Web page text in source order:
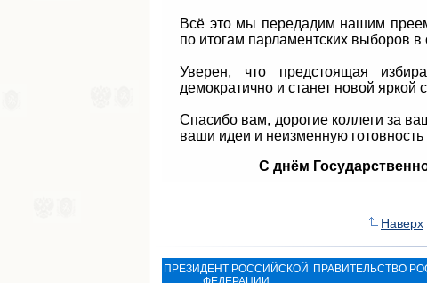
Всё это мы передадим нашим
по итогам парламентских выборов в
Уверен, что предстоящая
демократично и станет новой яркой
Спасибо вам, дорогие коллеги за
ваши идеи и неизменную
С днём
Наверх
ПРЕЗИДЕНТ РОССИЙСКОЙ
ПРАВИТЕЛЬСТВО